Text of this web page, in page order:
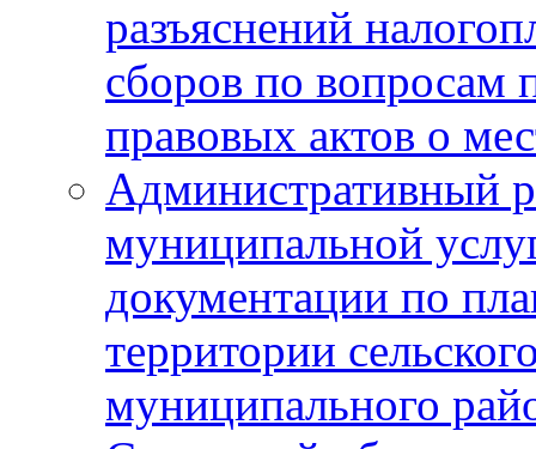
разъяснений
сборов по вопросам
правовых актов о
Административный
муниципальной
документации по
территории
муниципального